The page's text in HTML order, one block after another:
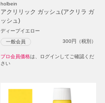
holbein
アクリリック ガッシュ(アクリラ ガ
ッシュ)
ディープイエロー
一般会員 300円（税別）
プロ会員価格は、ログインしてご確認くだ
さい